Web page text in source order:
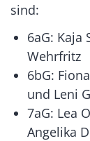
sind:
6aG: Kaja
Wehrfritz
6bG:
und Leni
7aG: Lea
Angelika